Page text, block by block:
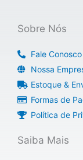
Sobre Nós
Fale Conosco
Nossa
Estoque &
Formas de
Política de
Saiba Mais